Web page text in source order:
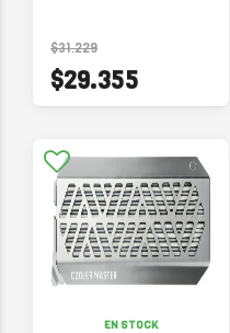
$31.229
$29.355
EN STOCK